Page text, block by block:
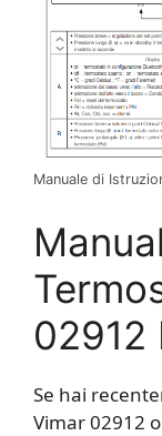
Manuale di
02912
Se hai
Vimar 02912